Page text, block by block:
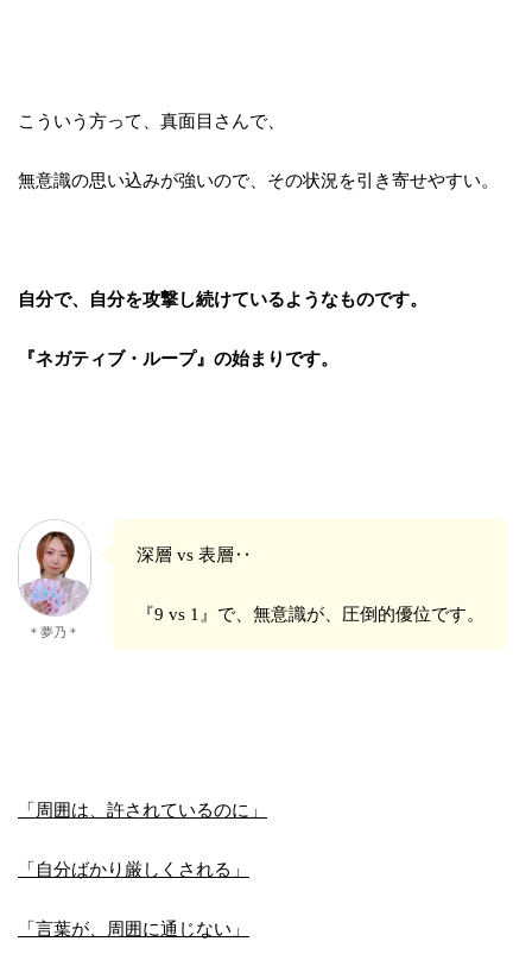
こういう方って、真面目さんで、
無意識の思い込みが強いので、 その状況を引き寄せやすい。
自分で、自分を攻撃し続けているようなものです。
『ネガティブ・ループ』の始まりです。
＊夢乃＊
深層 vs 表層‥
『9 vs 1』で、無意識が、圧倒的優位です。
「周囲は、許されているのに」
「自分ばかり厳しくされる」
「言葉が、周囲に通じない」